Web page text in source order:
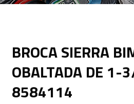
BROCA SIERRA
OBALTADA DE 1-
8584114